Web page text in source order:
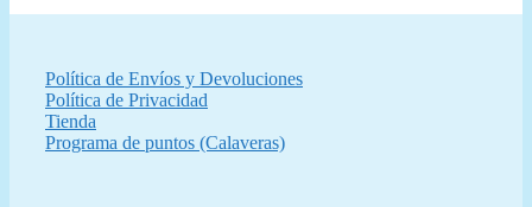
Política de Envíos y Devoluciones
Política de Privacidad
Tienda
Programa de puntos (Calaveras)